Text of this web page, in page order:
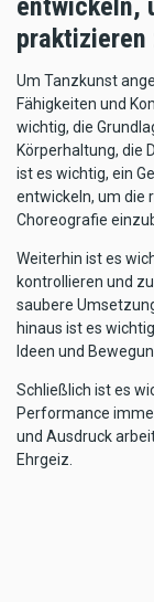
praktizieren
Um Tanzkunst
Fähigkeiten und
wichtig, die
Körperhaltung, die
ist es wichtig, ein
entwickeln, um die
Choreografie
Weiterhin ist es
kontrollieren und
saubere
hinaus ist es
Ideen und
Schließlich ist es
Performance
und Ausdruck
Ehrgeiz.